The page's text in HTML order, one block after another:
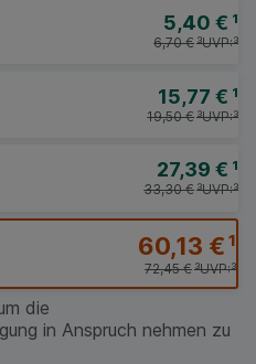
5,40 € ¹
UVP:³
6,70 €³
15,77 € ¹
UVP:³
19,50 €³
27,39 € ¹
UVP:³
33,30 €³
60,13 €¹
UVP:³
72,45 €³
die
in Anspruch nehmen zu